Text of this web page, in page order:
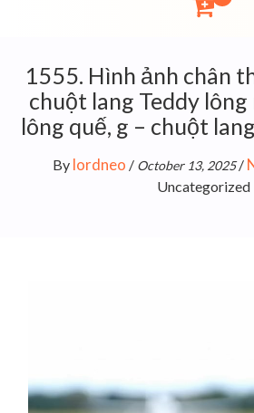
1555. Hình ảnh chân
chuột lang Teddy
lông quế, g – chuột
By lordneo / October 13, 2025/
Uncategorized